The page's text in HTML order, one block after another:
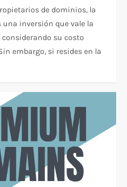
de dominios, la
una inversión que vale la
su costo
embargo, si resides en la